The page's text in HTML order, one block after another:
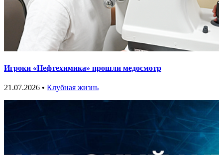
Игроки «Нефтехимика» прошли медосмотр
21.07.2026 • Клубная жизнь